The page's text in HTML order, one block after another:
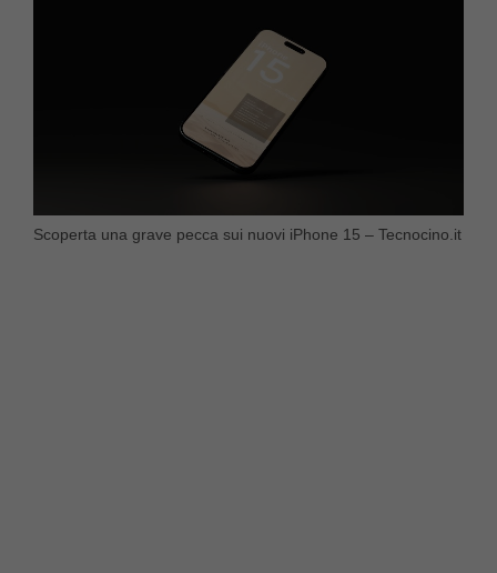
Scoperta una grave pecca sui nuovi iPhone 15 – Tecnocino.it